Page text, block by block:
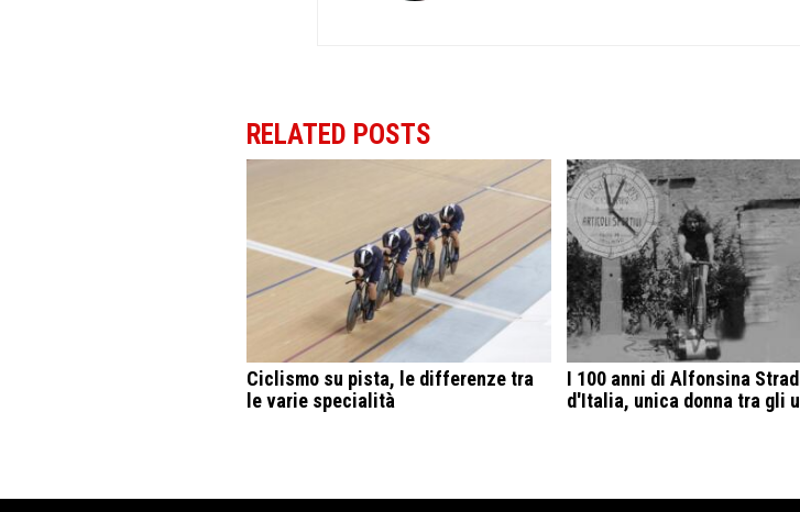
RELATED POSTS
Ciclismo su pista, le differenze tra
le varie specialità
I 100 anni di Alfonsina
d'Italia, unica donna tra gli